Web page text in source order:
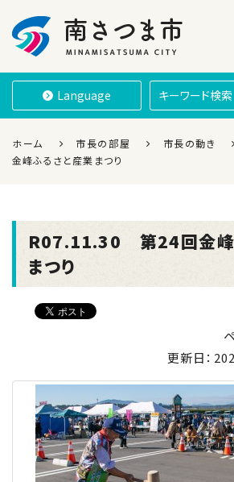
南さつま市
Language
ホーム 市長の部屋 市長の動き
金峰ふるさと産業まつり
R07.11.30 第24回金峰
まつり
更新日：